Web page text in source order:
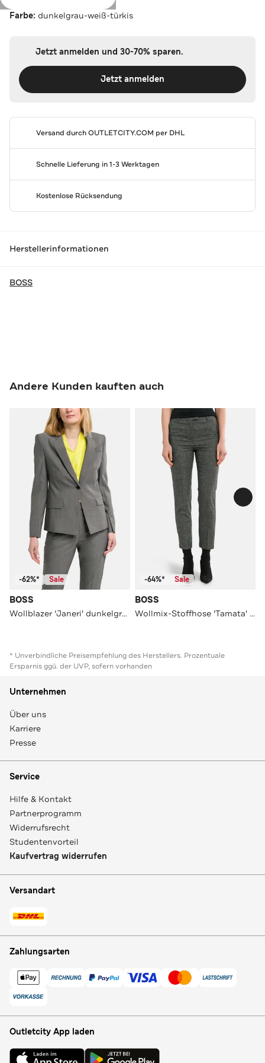
Farbe: dunkelgrau-weiß-türkis
Jetzt anmelden und 30-70% sparen.
Jetzt anmelden
Versand durchOUTLETCITY.COM per DHL
Schnelle Lieferung in 1-3 Werktagen
Kostenlose Rücksendung
Herstellerinformationen
BOSS
Andere Kunden kauften auch
-62%* Sale
BOSS
Wollblazer 'Janeri' dunkelgrau
-64%* Sale
BOSS
Wollmix-Stoffhose 'Tamata' gemustert
* Unverbindliche Preisempfehlung des Herstellers. Prozentuale
Ersparnis ggü. der UVP, sofern vorhanden
Unternehmen
Über uns
Karriere
Presse
Service
Hilfe & Kontakt
Partnerprogramm
Widerrufsrecht
Studentenvorteil
Kaufvertrag widerrufen
Versandart
Zahlungsarten
Outletcity App laden